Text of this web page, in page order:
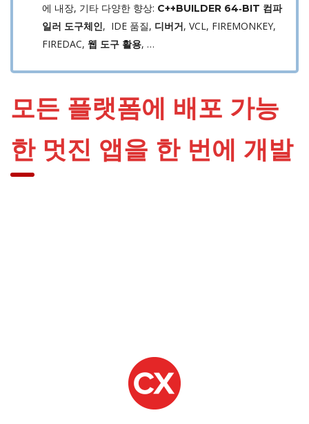
에 내장, 기타 다양한 향상: C++BUILDER 64‑BIT 컴파
일러 도구체인, IDE 품질, 디버거, VCL, FIREMONKEY,
FIREDAC, 웹 도구 활용, …
모든 플랫폼에 배포 가능
한 멋진 앱을 한 번에 개발